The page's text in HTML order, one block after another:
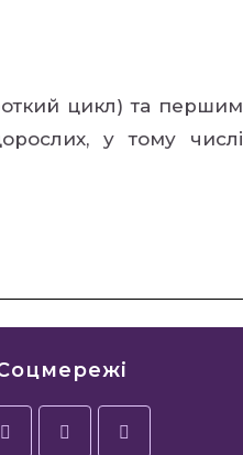
цикл) та першим
у тому числі